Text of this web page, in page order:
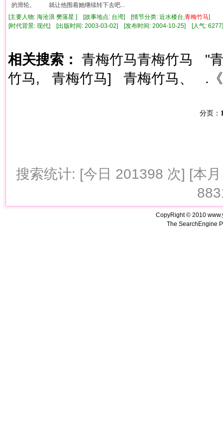
的滑轮。 就让他围着她继续转下去吧...
[主要人物: 海沧浪 樊落星 ] [故事地点: 台湾] [情节分类: 近水楼台, 青梅竹马]
[时代背景: 现代] [出版时间: 2003-03-02] [发布时间: 2004-10-25] [人气:
相关搜索： 青梅竹马青梅竹马
"
竹马,
青梅竹马] 青梅竹马、 .
分页：
搜索统计: [今日 201398 次] [本
CopyRight © 2010
The SearchEngine